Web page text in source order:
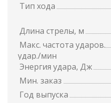
Тип хода
Длина стрелы, м
Макс. частота ударов.
удар./мин
Энергия удара, Дж
Мин. заказ
Год выпуска